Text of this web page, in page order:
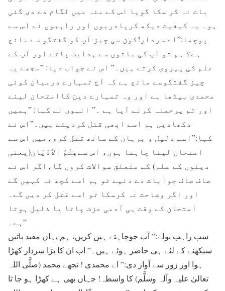
بات نہ کر سکا گویا اس کے منہ میں لگام دے دی گئی
ہو۔ یہ کیفیت دیکھ کرپادریوں اور راہبوں نے اس سے
پوچھا:”اے سردار!کون سی چیز آپ کو گفتگو سے مانع
ہے؟ ہم تو آپ کی باتوں سے ہدایت پاتے اور آپ کے
علم کی پیروی کرتے ہیں۔” اس نے جواب دیا: ”مجھے یہ
چیز گفتگوسے مانع ہے کہ آج تمہارے درمیان کوئی
محمدی بیٹھا ہے اور وہ تمہارے دین کاامتحان لینے
اور تم پرحملہ کرنے آیا ہے ۔” انہوں نے کہا: ”ہمیں
دکھادیں ہم اسے ابھی قتل کردیتے ہیں۔”اس نے
کہا:”اسے دلیل و برہان کے ساتھ قتل کرو،میں اس سے
امتحان لینا چاہتا ہوں، اس سےعِلْمُ الاَدْیَان(یعنی
دینوں کے علم) کے متعلق سوالات کروں گا،اگر اس نے
صاف صاف جوابات دے دئیے تو ہم اسے کچھ نہ کہیں گے
اور اگر وضاحت نہ کرسکا تو اسے قتل کر دیں گے۔
امتحان کے وقت ہی آدمی عزت پاتا یا ذلیل ہوتا
ہے۔”
سب راہب بولے:” آپ جوچاہتے ہیں کریں، ہم یہاں مفید باتیں
سیکھنے کے لئے ہی حاضر ہوئے ہیں۔” اب ان کا بڑا سردار کھڑا
ہوا اور زور سے آواز دی:” اے محمدی ! تجھے محمد (صلَّی اللہ
تعالیٰ علیہ وآلہ وسلَّم) کا واسطہ! جہاں بھی ہے کھڑا ہو جا تا